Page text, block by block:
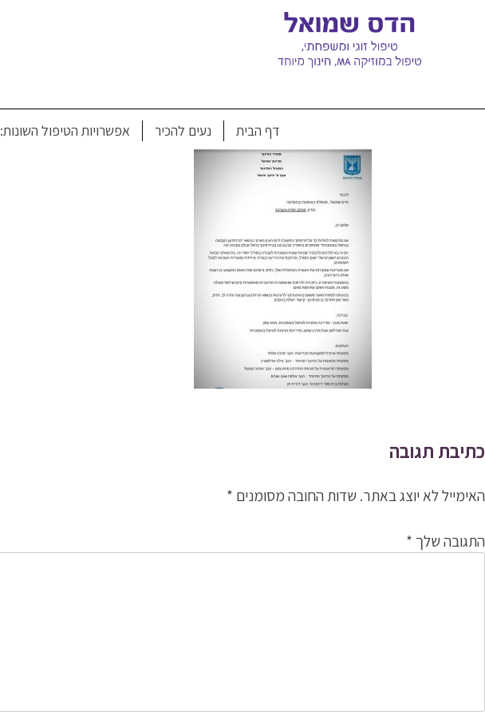
דף הבית נעים להכיר אפשרויות הטיפול השונות:
כתיבת תגובה
האימייל לא יוצג באתר.שדות החובה מסומנים *
התגובה שלך *